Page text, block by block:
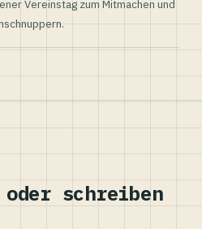
Vereinstag zum Mitmachen und
oder schreiben